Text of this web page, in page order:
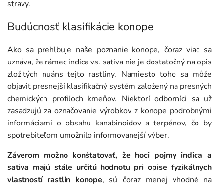
stravy.
Budúcnosť klasifikácie konope
Ako sa prehlbuje naše poznanie konope, čoraz viac sa
uznáva, že rámec indica vs. sativa nie je dostatočný na opis
zložitých nuáns tejto rastliny. Namiesto toho sa môže
objaviť presnejší klasifikačný systém založený na presných
chemických profiloch kmeňov. Niektorí odborníci sa už
zasadzujú za označovanie výrobkov z konope podrobnými
informáciami o obsahu kanabinoidov a terpénov, čo by
spotrebiteľom umožnilo informovanejší výber.
Záverom možno konštatovať, že hoci pojmy indica a
sativa majú stále určitú hodnotu pri opise fyzikálnych
vlastností rastlín konope, sú čoraz menej vhodné na